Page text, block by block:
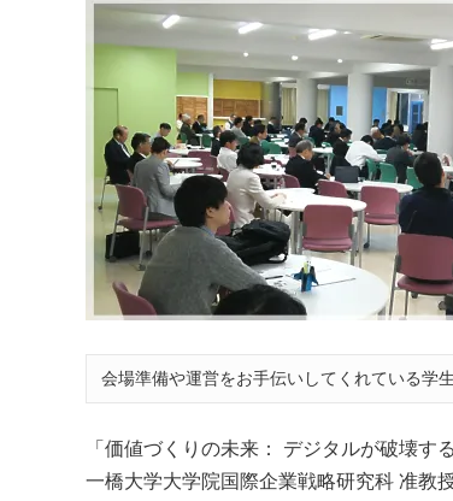
会場準備や運営をお手伝いしてくれている学
「価値づくりの未来： デジタルが破壊す
一橋大学大学院国際企業戦略研究科